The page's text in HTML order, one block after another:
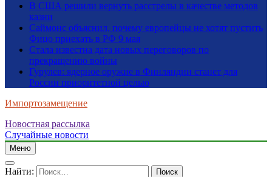
В США решили вернуть расстрелы в качестве методов
казни
Саймонс объяснил, почему европейцы не хотят пустить
Фицо приехать в РФ 9 мая
Стала известна дата новых переговоров по
прекращению войны
Гурулев: ядерное оружие в Финляндии станет для
России приоритетной целью
Импортозамещение
Новостная рассылка
Случайные новости
Меню
Найти: